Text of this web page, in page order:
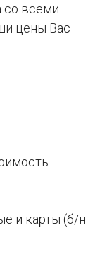
со всеми
цены Вас
и карты (б/н